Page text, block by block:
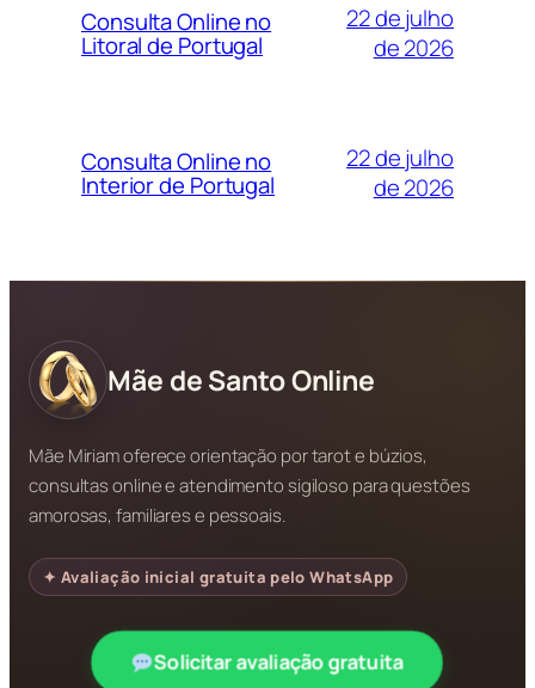
Consulta Online no
Litoral de Portugal
22 de julho
de 2026
Consulta Online no
Interior de Portugal
22 de julho
de 2026
Mãe de Santo Online
Mãe Miriam oferece orientação por tarot e búzios,
consultas online e atendimento sigiloso para questões
amorosas, familiares e pessoais.
✦ Avaliação inicial gratuita pelo WhatsApp
Solicitar avaliação gratuita